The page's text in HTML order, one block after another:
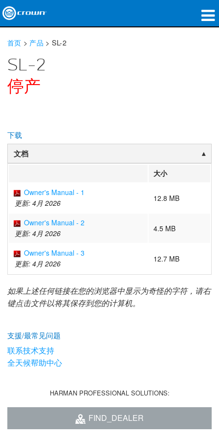
应用领域
网络音频传输
关于我们
培训
支持
首页 > 产品 > SL-2
SL-2
停产
下载
文档
大小
Owner's Manual - 1
更新: 4月 2026
12.8 MB
Owner's Manual - 2
更新: 4月 2026
4.5 MB
Owner's Manual - 3
更新: 4月 2026
12.7 MB
如果上述任何链接在您的浏览器中显示为奇怪的字符，请右
键点击文件以将其保存到您的计算机。
支援/最常见问题
联系技术支持
全天候帮助中心
HARMAN PROFESSIONAL SOLUTIONS:
FIND_DEALER